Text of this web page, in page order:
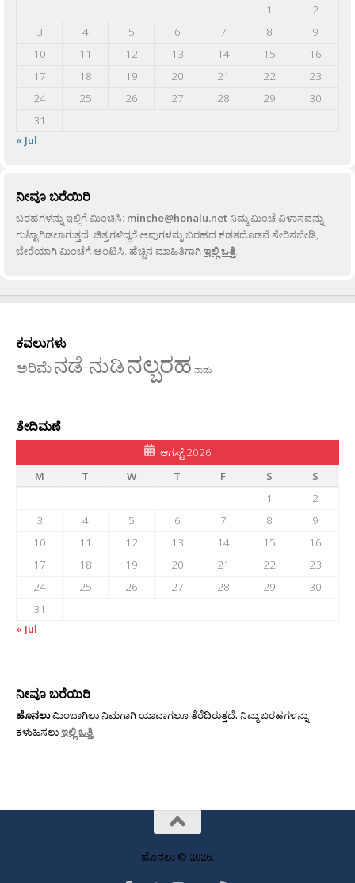
1
2
3
4 5 6 7 8
9
10
11 12 13 14 15
16
17
18 19 20 21 22
23
24
25 26 27 28 29
30
31
« Jul
ನೀವೂ ಬರೆಯಿರಿ
ಬರಹಗಳನ್ನು ಇಲ್ಲಿಗೆ ಮಿಂಚಿಸಿ: minche@honalu.netನಿಮ್ಮ ಮಿಂಚೆ ವಿಳಾಸವನ್ನು
ಗುಟ್ಟಾಗಿಡಲಾಗುತ್ತದೆ. ಚಿತ್ರಗಳಿದ್ದರೆ ಅವುಗಳನ್ನು ಬರಹದ ಕಡತದೊಡನೆ ಸೇರಿಸಬೇಡಿ,
ಬೇರೆಯಾಗಿ ಮಿಂಚೆಗೆ ಅಂಟಿಸಿ. ಹೆಚ್ಚಿನ ಮಾಹಿತಿಗಾಗಿಇಲ್ಲಿ ಒತ್ತಿ.
ಕವಲುಗಳು
ಅರಿಮೆನಡೆ-ನುಡಿನಲ್ಬರಹ ನಾಡು
ತೇದಿಮಣೆ
ಆಗಸ್ಟ್ 2026
M
T W T F S
S
1
2
3
4 5 6 7 8
9
10
11 12 13 14 15
16
17
18 19 20 21 22
23
24
25 26 27 28 29
30
31
« Jul
ನೀವೂ ಬರೆಯಿರಿ
ಹೊನಲುಮಿಂಬಾಗಿಲು ನಿಮಗಾಗಿ ಯಾವಾಗಲೂ ತೆರೆದಿರುತ್ತದೆ. ನಿಮ್ಮ ಬರಹಗಳನ್ನು
ಕಳುಹಿಸಲುಇಲ್ಲಿ ಒತ್ತಿ.
ಹೊನಲು © 2026.